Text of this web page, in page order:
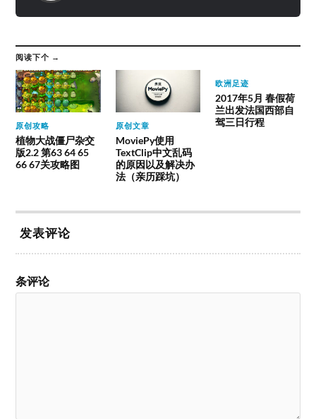
阅读下个 →
原创攻略
植物大战僵尸杂交
版2.2 第63 64 65
66 67关攻略图
原创文章
MoviePy使用
TextClip中文乱码
的原因以及解决办
法（亲历踩坑）
欧洲足迹
2017年5月 春假荷
兰出发法国西部自
驾三日行程
发表评论
条评论